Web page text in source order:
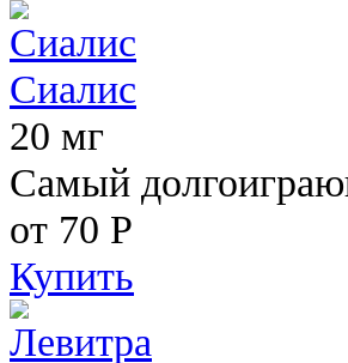
Сиалис
20 мг
Самый
от 70 Р
Купить